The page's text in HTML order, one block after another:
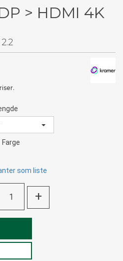
> HDMI 4K
Farge
som liste
+